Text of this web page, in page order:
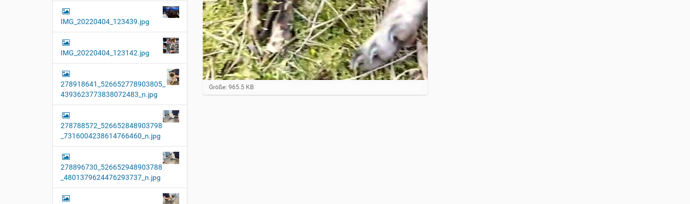
Z
e
Größe: 965.5 KB
IMG_20220404_123439.jpg
IMG_20220404_123142.jpg
278918641_526652778903805_
4393623773838072483_n.jpg
278788572_526652848903798
_7316004238614766460_n.jpg
278896730_526652948903788
_4801379624476293737_n.jpg